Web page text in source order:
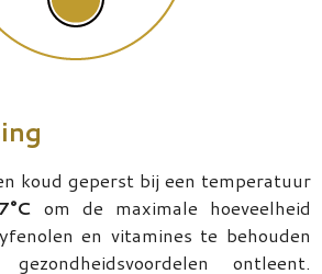
koud geperst bij een temperatuur
om de maximale hoeveelheid
en vitamines te behouden
ontleent.